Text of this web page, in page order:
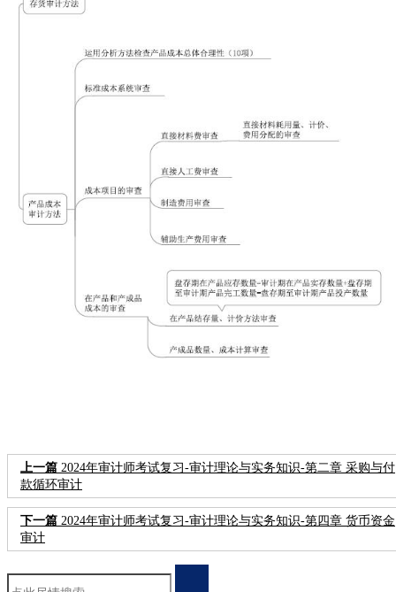
上一篇 2024年审计师考试复习-审计理论与实务知识-第二章 采购与付
款循环审计
下一篇 2024年审计师考试复习-审计理论与实务知识-第四章 货币资金
审计